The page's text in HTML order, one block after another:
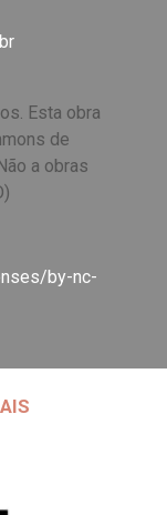
Esta obra
de
a obras
by-nc-